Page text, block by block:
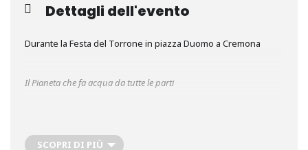
Dettagli dell'evento
Durante la Festa del Torrone in piazza Duomo a Cremona
Il Pianeta che fa acqua da tutte le parti
fantastico sistema ABRACADACQUA. Una macchina che
racconta l’equilibrio degli elementi sul Pianeta e il ruolo
SCOPRI DI PIÙ